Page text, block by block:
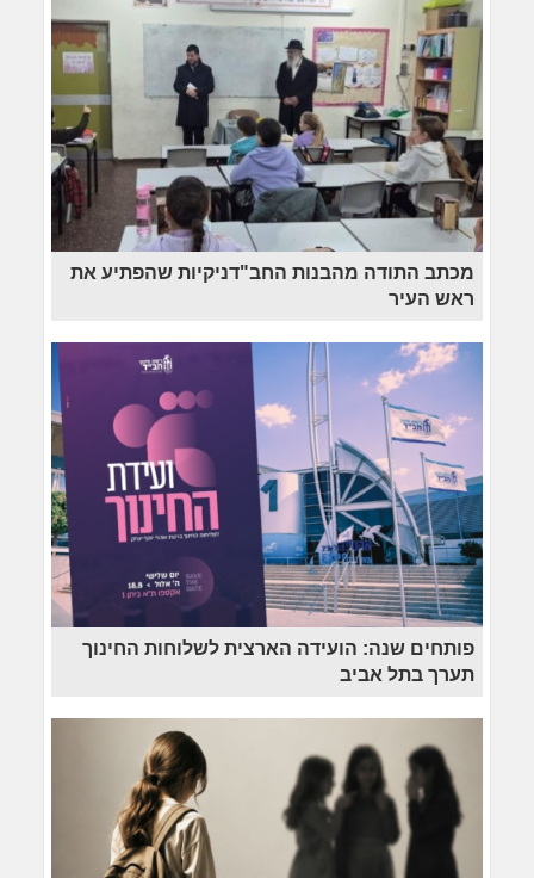
מכתב התודה מהבנות החב"דניקיות שהפתיע את
ראש העיר
פותחים שנה: הועידה הארצית לשלוחות החינוך
תערך בתל אביב